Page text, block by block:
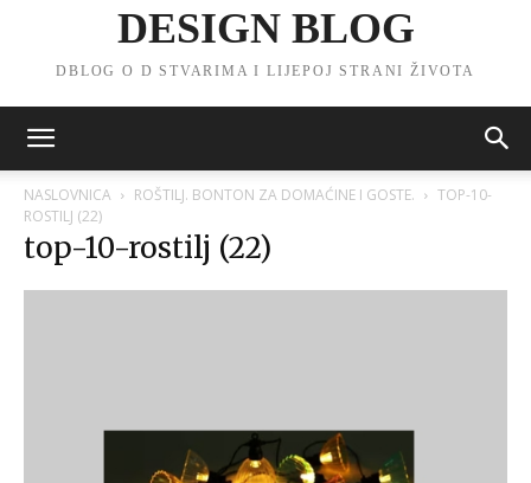
DESIGN BLOG
DBLOG O D STVARIMA I LIJEPOJ STRANI ŽIVOTA
NASLOVNICA ROŠTILJ. BONTON ZA DOMAĆINE I GOSTE.
TOP-10-
ROSTILJ (22)
top-10-rostilj (22)